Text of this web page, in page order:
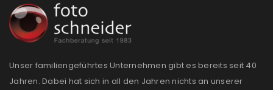
Unser familiengeführtes Unternehmen gibt es bereits seit 40
Jahren. Dabei hat sich in all den Jahren nichts an unserer